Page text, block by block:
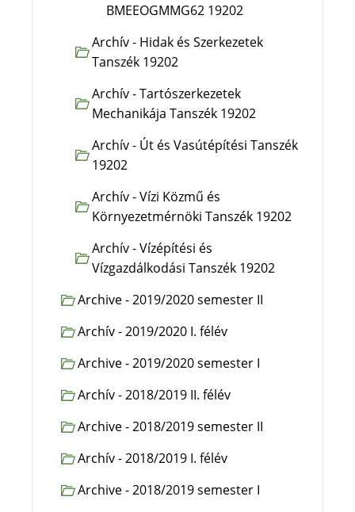
BMEEOGMMG62 19202
Archív - Hidak és Szerkezetek
Tanszék 19202
Archív - Tartószerkezetek
Mechanikája Tanszék 19202
Archív - Út és Vasútépítési Tanszék
19202
Archív - Vízi Közmű és
Környezetmérnöki Tanszék 19202
Archív - Vízépítési és
Vízgazdálkodási Tanszék 19202
Archive - 2019/2020 semester II
Archív - 2019/2020 I. félév
Archive - 2019/2020 semester I
Archív - 2018/2019 II. félév
Archive - 2018/2019 semester II
Archív - 2018/2019 I. félév
Archive - 2018/2019 semester I